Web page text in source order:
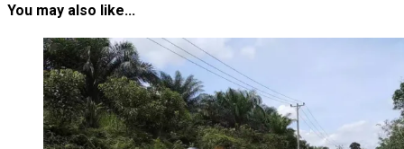
You may also like...